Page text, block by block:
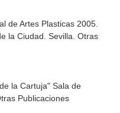
de Artes Plasticas 2005.
la Ciudad. Sevilla. Otras
la Cartuja" Sala de
Publicaciones